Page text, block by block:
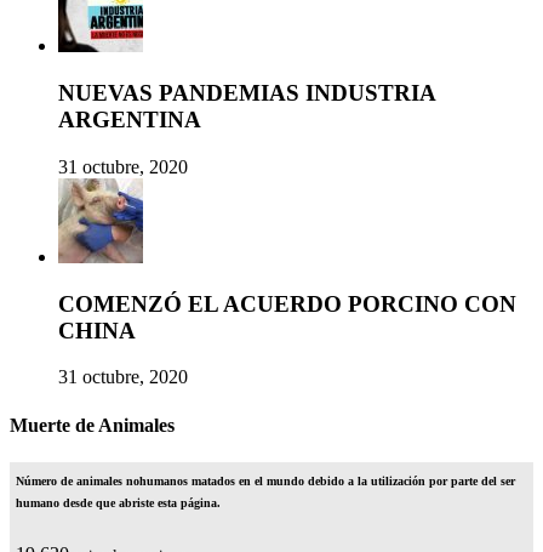
NUEVAS PANDEMIAS INDUSTRIA
ARGENTINA
31 octubre, 2020
COMENZÓ EL ACUERDO PORCINO CON
CHINA
31 octubre, 2020
Muerte de Animales
Número de animales nohumanos matados en el mundo debido a la utilización por parte del ser
humano desde que abriste esta página.